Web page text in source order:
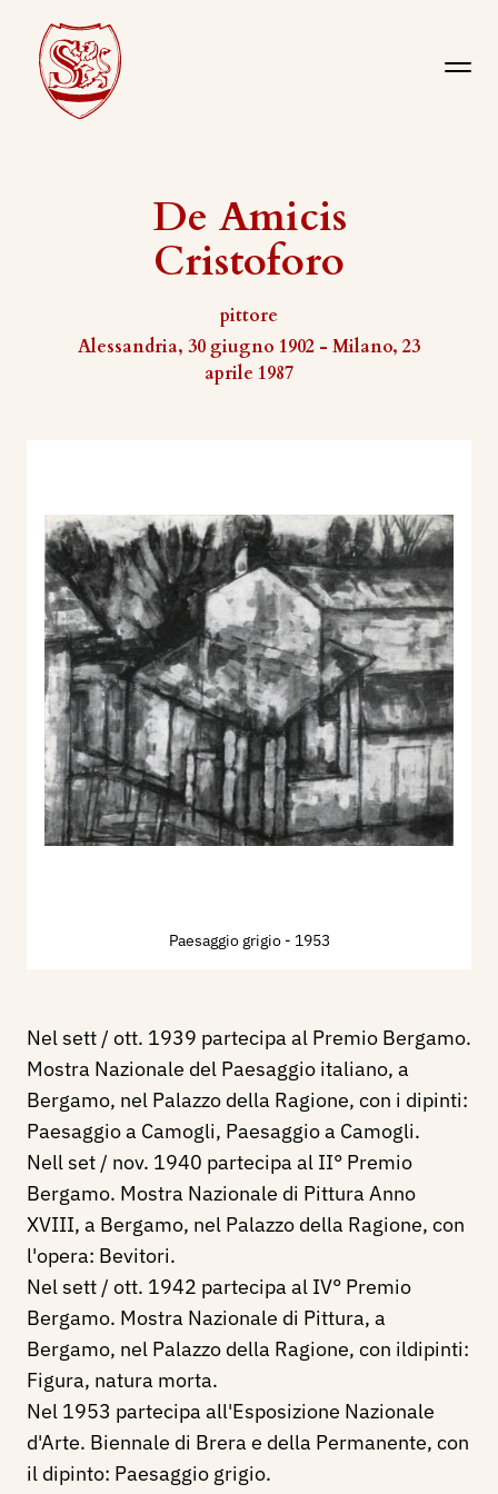
De Amicis
Cristoforo
pittore
Alessandria, 30 giugno 1902 - Milano, 23
aprile 1987
Paesaggio grigio - 1953
Nel sett / ott. 1939 partecipa al Premio Bergamo.
Mostra Nazionale del Paesaggio italiano, a
Bergamo, nel Palazzo della Ragione, con i dipinti:
Paesaggio a Camogli, Paesaggio a Camogli.
Nell set / nov. 1940 partecipa al II° Premio
Bergamo. Mostra Nazionale di Pittura Anno
XVIII, a Bergamo, nel Palazzo della Ragione, con
l'opera: Bevitori.
Nel sett / ott. 1942 partecipa al IV° Premio
Bergamo. Mostra Nazionale di Pittura, a
Bergamo, nel Palazzo della Ragione, con ildipinti:
Figura, natura morta.
Nel 1953 partecipa all'Esposizione Nazionale
d'Arte. Biennale di Brera e della Permanente, con
il dipinto: Paesaggio grigio.